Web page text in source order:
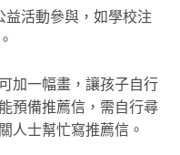
活動參與，如學校注
加一幅畫，讓孩子自行
預備推薦信，需自行尋
人士幫忙寫推薦信。